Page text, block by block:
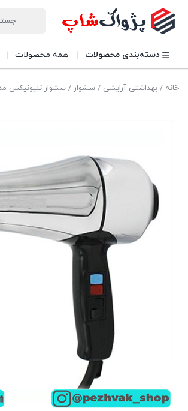
دسته‌بندی محصولات همه محصولات
خانه / بهداشتی آرایشی / سشوار / سشوار تلیونیکس مدل